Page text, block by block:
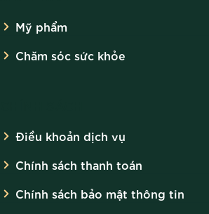
Mỹ phẩm
Chăm sóc sức khỏe
Điều khoản dịch vụ
Chính sách thanh toán
Chính sách bảo mật thông tin